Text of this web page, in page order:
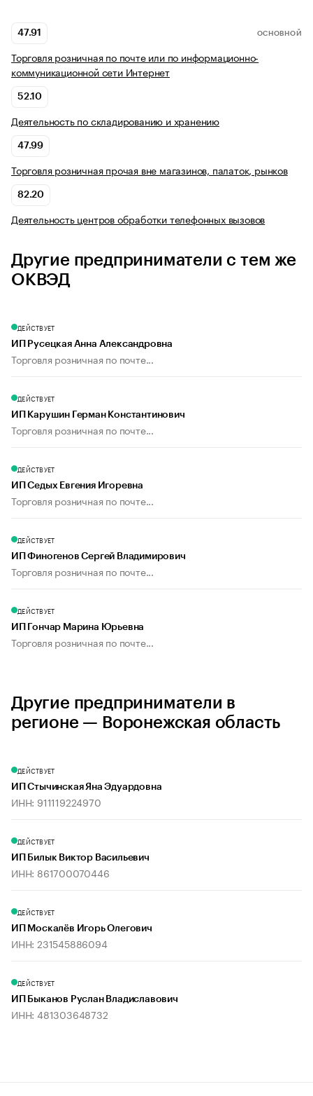
47.91 ОСНОВНОЙ
Торговля розничная по почте или по информационно-
коммуникационной сети Интернет
52.10
Деятельность по складированию и хранению
47.99
Торговля розничная прочая вне магазинов, палаток, рынков
82.20
Деятельность центров обработки телефонных вызовов
Другие предприниматели с тем же
ОКВЭД
ДЕЙСТВУЕТ
ИП Русецкая Анна Александровна
Торговля розничная по почте...
ДЕЙСТВУЕТ
ИП Карушин Герман Константинович
Торговля розничная по почте...
ДЕЙСТВУЕТ
ИП Седых Евгения Игоревна
Торговля розничная по почте...
ДЕЙСТВУЕТ
ИП Финогенов Сергей Владимирович
Торговля розничная по почте...
ДЕЙСТВУЕТ
ИП Гончар Марина Юрьевна
Торговля розничная по почте...
Другие предприниматели в
регионе — Воронежская область
ДЕЙСТВУЕТ
ИП Стычинская Яна Эдуардовна
ИНН: 911119224970
ДЕЙСТВУЕТ
ИП Билык Виктор Васильевич
ИНН: 861700070446
ДЕЙСТВУЕТ
ИП Москалёв Игорь Олегович
ИНН: 231545886094
ДЕЙСТВУЕТ
ИП Быканов Руслан Владиславович
ИНН: 481303648732